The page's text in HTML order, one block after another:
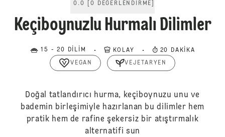
0.0 [0 DEĞERLENDIRME
Keçiboynuzlu Hurmalı Dilimler
15 - 20 DILIM KOLAY 20 DAKIKA
VEGAN VEJETARYEN
Doğal tatlandırıcı hurma, keçiboynuzu unu ve
bademin birleşimiyle hazırlanan bu dilimler hem
pratik hem de rafine şekersiz bir atıştırmalık
alternatifi sun